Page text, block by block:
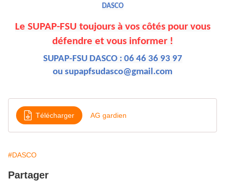
DASCO
Le SUPAP-FSU toujours à vos côtés pour vous
défendre et vous informer !
SUPAP-FSU DASCO : 06 46 36 93 97
ou supapfsudasco@gmail.com
Télécharger AG gardien
#DASCO
Partager